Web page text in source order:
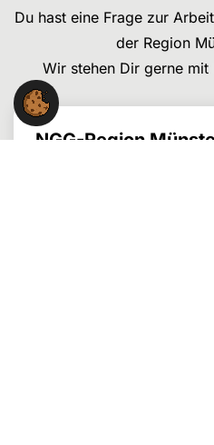
Du hast eine Frage zur
der Region
Wir stehen Dir gerne mit
NGG-Region